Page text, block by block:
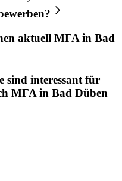
aktuell MFA in Bad
sind interessant für
MFA in Bad Düben